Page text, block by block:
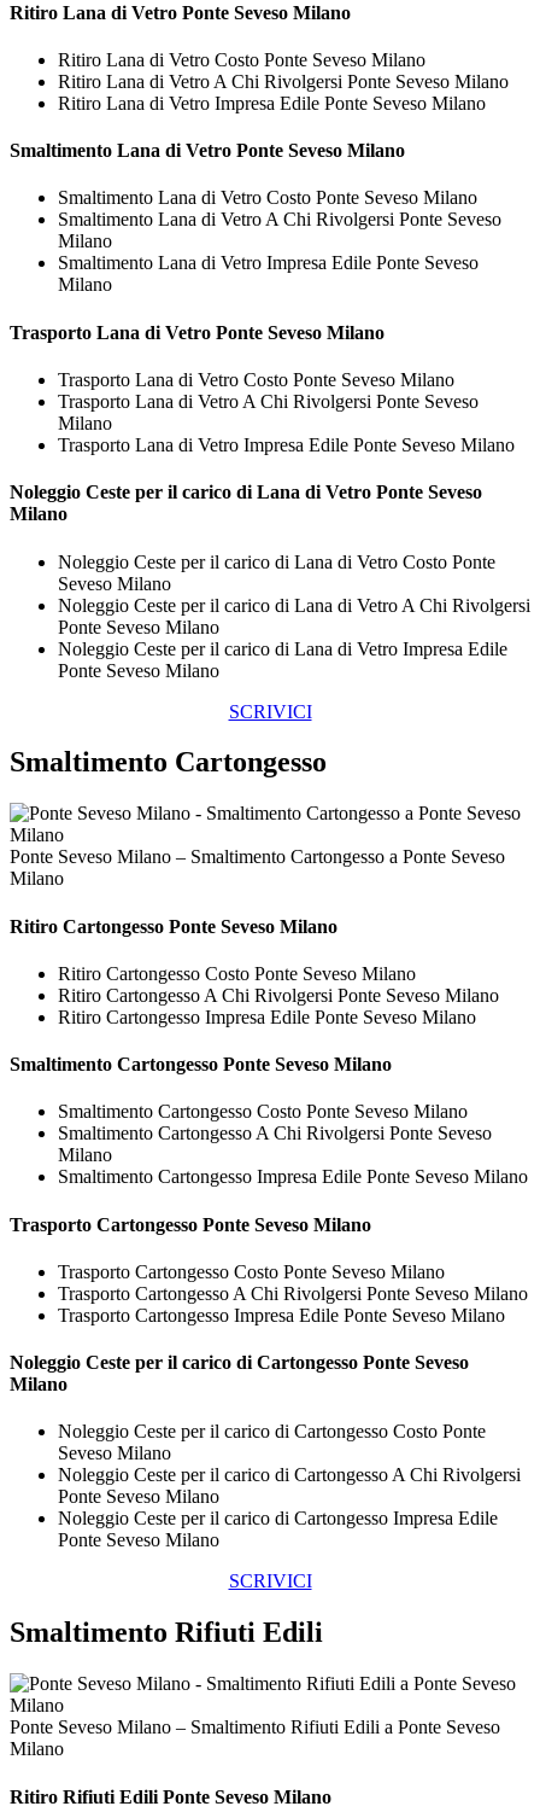
Ritiro Lana di Vetro Ponte Seveso Milano
Ritiro Lana di Vetro Costo Ponte Seveso Milano
Ritiro Lana di Vetro A Chi Rivolgersi Ponte Seveso Milano
Ritiro Lana di Vetro Impresa Edile Ponte Seveso Milano
Smaltimento Lana di Vetro Ponte Seveso Milano
Smaltimento Lana di Vetro Costo Ponte Seveso Milano
Smaltimento Lana di Vetro A Chi Rivolgersi Ponte Seveso
Milano
Smaltimento Lana di Vetro Impresa Edile Ponte Seveso
Milano
Trasporto Lana di Vetro Ponte Seveso Milano
Trasporto Lana di Vetro Costo Ponte Seveso Milano
Trasporto Lana di Vetro A Chi Rivolgersi Ponte Seveso
Milano
Trasporto Lana di Vetro Impresa Edile Ponte Seveso Milano
Noleggio Ceste per il carico di Lana di Vetro Ponte Seveso
Milano
Noleggio Ceste per il carico di Lana di Vetro Costo Ponte
Seveso Milano
Noleggio Ceste per il carico di Lana di Vetro A Chi Rivolgersi
Ponte Seveso Milano
Noleggio Ceste per il carico di Lana di Vetro Impresa Edile
Ponte Seveso Milano
SCRIVICI
Smaltimento Cartongesso
Ponte Seveso Milano – Smaltimento Cartongesso a Ponte Seveso
Milano
Ritiro Cartongesso Ponte Seveso Milano
Ritiro Cartongesso Costo Ponte Seveso Milano
Ritiro Cartongesso A Chi Rivolgersi Ponte Seveso Milano
Ritiro Cartongesso Impresa Edile Ponte Seveso Milano
Smaltimento Cartongesso Ponte Seveso Milano
Smaltimento Cartongesso Costo Ponte Seveso Milano
Smaltimento Cartongesso A Chi Rivolgersi Ponte Seveso
Milano
Smaltimento Cartongesso Impresa Edile Ponte Seveso Milano
Trasporto Cartongesso Ponte Seveso Milano
Trasporto Cartongesso Costo Ponte Seveso Milano
Trasporto Cartongesso A Chi Rivolgersi Ponte Seveso Milano
Trasporto Cartongesso Impresa Edile Ponte Seveso Milano
Noleggio Ceste per il carico di Cartongesso Ponte Seveso
Milano
Noleggio Ceste per il carico di Cartongesso Costo Ponte
Seveso Milano
Noleggio Ceste per il carico di Cartongesso A Chi Rivolgersi
Ponte Seveso Milano
Noleggio Ceste per il carico di Cartongesso Impresa Edile
Ponte Seveso Milano
SCRIVICI
Smaltimento Rifiuti Edili
Ponte Seveso Milano – Smaltimento Rifiuti Edili a Ponte Seveso
Milano
Ritiro Rifiuti Edili Ponte Seveso Milano